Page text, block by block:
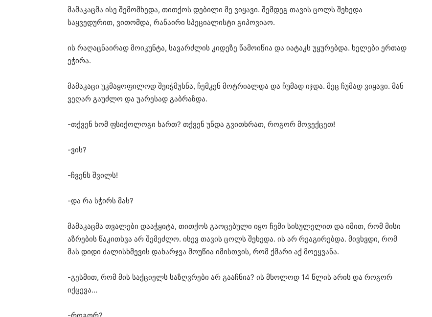
მამაკაცმა ისე შემომხედა, თითქოს დებილი მე ვიყავი. შემდეგ თავის ცოლს შეხედა
საყვედურით, ვითომდა, რანაირი სპეციალისტი გიპოვიაო.
ის რაღაცნაირად მოიკუნტა, სავარძლის კიდეზე წამოიწია და იატაკს უყურებდა. ხელები ერთად
ეჭირა.
მამაკაცი უკმაყოფილოდ შეიჭმუხნა, ჩემკენ მოტრიალდა და ჩუმად იჯდა. მეც ჩუმად ვიყავი. მან
ვეღარ გაუძლო და უარესად გაბრაზდა.
-თქვენ ხომ ფსიქოლოგი ხართ? თქვენ უნდა გვითხრათ, როგორ მოვექცეთ!
-ვის?
-ჩვენს შვილს!
-და რა სჭირს მას?
მამაკაცმა თვალები დააჭყიტა, თითქოს გაოცებული იყო ჩემი სისულელით და იმით, რომ მისი
აზრების წაკითხვა არ შემეძლო. ისევ თავის ცოლს შეხედა. ის არ რეაგირებდა. მივხვდი, რომ
მას დიდი ძალისხმევის დახარჯვა მოუწია იმისთვის, რომ ქმარი აქ მოეყვანა.
-გესმით, რომ მის საქციელს საზღვრები არ გააჩნია? ის მხოლოდ 14 წლის არის და როგორ
იქცევა…